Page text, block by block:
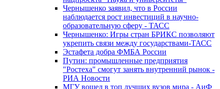
Чернышенко заявил, что в России
наблюдается рост инвестиций в научно-
образовательную сферу - ТАСС
Чернышенко: Игры стран БРИКС позволяют
укрепить связи между государствами-ТАСС
Эстафета добра ФМБА России
Путин: промышленные предприятия
"Ростеха" смогут занять внутренний рынок -
РИА Новости
МГУ вошел в топ лучших вузов мира - АиФ